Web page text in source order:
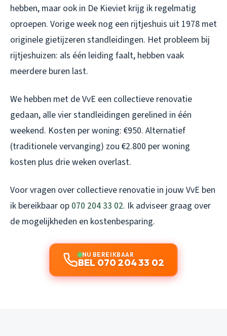
hebben, maar ook in De Kieviet krijg ik regelmatig
oproepen. Vorige week nog een rijtjeshuis uit 1978 met
originele gietijzeren standleidingen. Het probleem bij
rijtjeshuizen: als één leiding faalt, hebben vaak
meerdere buren last.
We hebben met de VvE een collectieve renovatie
gedaan, alle vier standleidingen gerelined in één
weekend. Kosten per woning: €950. Alternatief
(traditionele vervanging) zou €2.800 per woning
kosten plus drie weken overlast.
Voor vragen over collectieve renovatie in jouw VvE ben
ik bereikbaar op 070 204 33 02. Ik adviseer graag over
de mogelijkheden en kostenbesparing.
NU BEREIKBAAR
BEL 070 204 33 02